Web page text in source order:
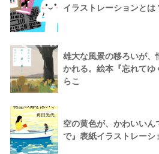
イラストレーションとは
雄大な風景の移ろいが
かれる。絵本『忘れてゆ
らこ
空の黄色が、かわいい
で』表紙イラストレーシ